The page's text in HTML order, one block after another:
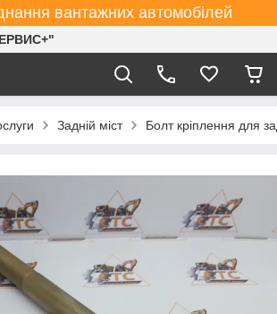
вантажних автомобілей
Задній міст Болт кріплення для